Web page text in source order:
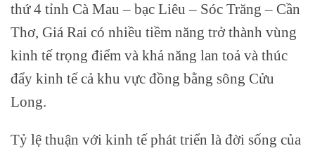
thứ 4 tỉnh Cà Mau – bạc Liêu – Sóc Trăng – Cần
Thơ, Giá Rai có nhiều tiềm năng trở thành vùng
kinh tế trọng điểm và khả năng lan toả và thúc
đẩy kinh tế cả khu vực đồng bằng sông Cửu
Long.
Tỷ lệ thuận với kinh tế phát triển là đời sống của